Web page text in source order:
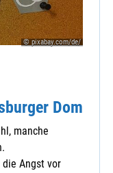
© pixabay.com/de/
Dom
manche
Angst vor